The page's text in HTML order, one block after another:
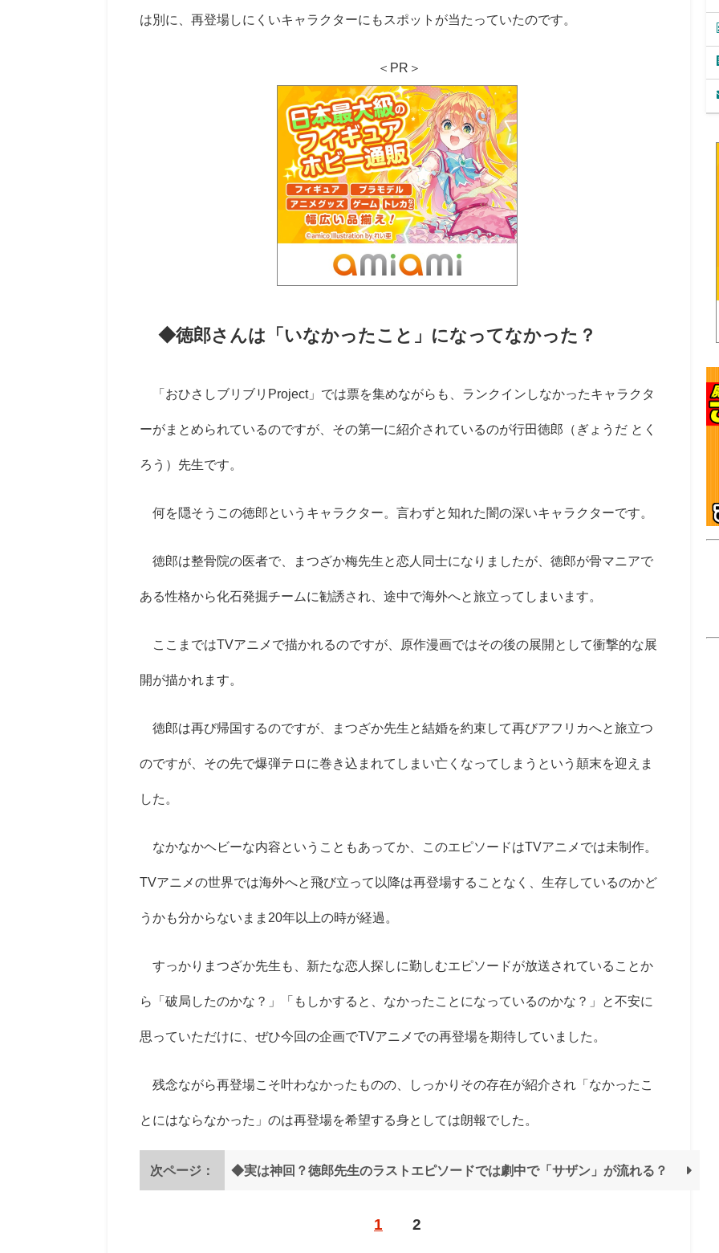
は別に、再登場しにくいキャラクターにもスポットが当たっていたのです。
＜PR＞
◆徳郎さんは「いなかったこと」になってなかった？
「おひさしブリブリProject」では票を集めながらも、ランクインしなかったキャラクタ
ーがまとめられているのですが、その第一に紹介されているのが行田徳郎（ぎょうだ とく
ろう）先生です。
何を隠そうこの徳郎というキャラクター。言わずと知れた闇の深いキャラクターです。
徳郎は整骨院の医者で、まつざか梅先生と恋人同士になりましたが、徳郎が骨マニアで
ある性格から化石発掘チームに勧誘され、途中で海外へと旅立ってしまいます。
ここまではTVアニメで描かれるのですが、原作漫画ではその後の展開として衝撃的な展
開が描かれます。
徳郎は再び帰国するのですが、まつざか先生と結婚を約束して再びアフリカへと旅立つ
のですが、その先で爆弾テロに巻き込まれてしまい亡くなってしまうという顛末を迎えま
した。
なかなかヘビーな内容ということもあってか、このエピソードはTVアニメでは未制作。
TVアニメの世界では海外へと飛び立って以降は再登場することなく、生存しているのかど
うかも分からないまま20年以上の時が経過。
すっかりまつざか先生も、新たな恋人探しに勤しむエピソードが放送されていることか
ら「破局したのかな？」「もしかすると、なかったことになっているのかな？」と不安に
思っていただけに、ぜひ今回の企画でTVアニメでの再登場を期待していました。
残念ながら再登場こそ叶わなかったものの、しっかりその存在が紹介され「なかったこ
とにはならなかった」のは再登場を希望する身としては朗報でした。
次ページ： ◆実は神回？徳郎先生のラストエピソードでは劇中で「サザン」が流れる？
1 2